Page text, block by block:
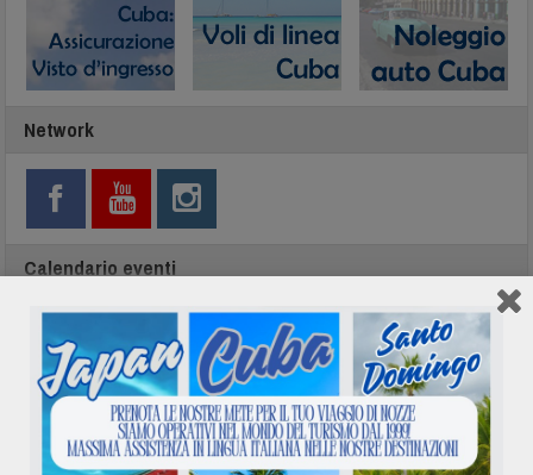
Network
Calendario eventi
Agosto 2026
L M M G V S D
1 2
4 5 6 7 8 9
11 12 13 14 15 16